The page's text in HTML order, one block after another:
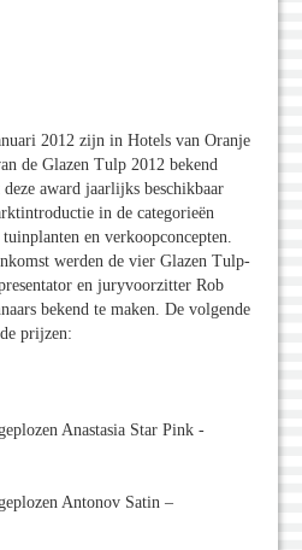
2012 zijn in Hotels van Oranje
de Glazen Tulp 2012 bekend
award jaarlijks beschikbaar
in de categorieën
en verkoopconcepten.
werden de vier Glazen Tulp-
en juryvoorzitter Rob
bekend te maken. De volgende
prijzen:
Anastasia Star Pink -
Antonov Satin –